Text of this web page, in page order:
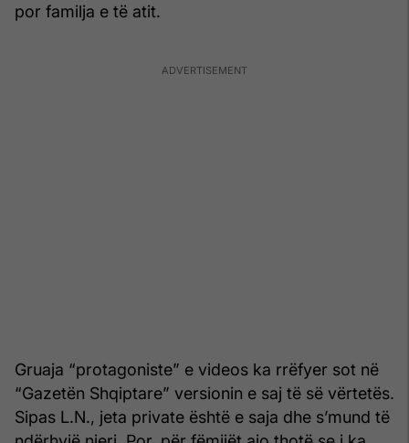
por familja e të atit.
Gruaja “protagoniste” e videos ka rrëfyer sot në
“Gazetën Shqiptare” versionin e saj të së vërtetës.
Sipas L.N., jeta private është e saja dhe s’mund të